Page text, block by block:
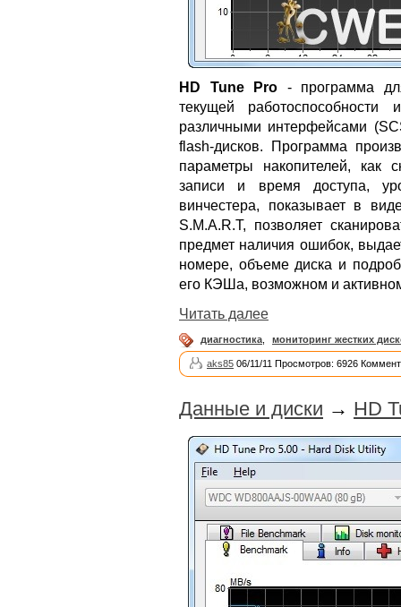
HD Tune Pro - программа
текущей работоспособности
различными интерфейсами
flash-дисков. Программа
параметры накопителей, как
записи и время доступа,
винчестера, показывает в
S.M.A.R.T, позволяет
предмет наличия ошибок,
номере, объеме диска и
его КЭШа, возможном и
Читать далее
диагностика мониторинг жестких
aks85 06/11/11 Просмотров: 6926
Данные и диски → HD